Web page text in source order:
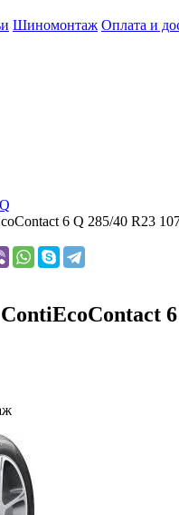
Шиномонтаж Оплата и
6 Q 285/40 R23